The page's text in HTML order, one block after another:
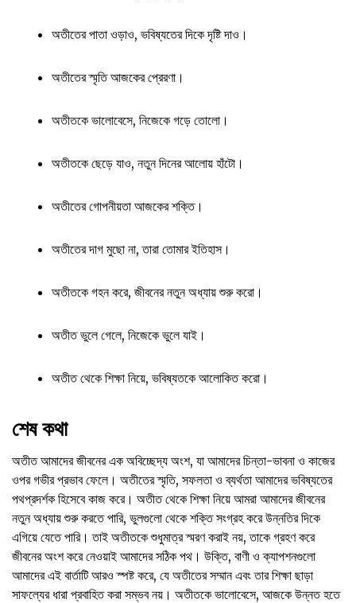
অতীতের পাতা ওড়াও, ভবিষ্যতের দিকে দৃষ্টি দাও।
অতীতের স্মৃতি আজকের প্রেরণা।
অতীতকে ভালোবেসে, নিজেকে গড়ে তোলো।
অতীতকে ছেড়ে যাও, নতুন দিনের আলোয় হাঁটো।
অতীতের গোপনীয়তা আজকের শক্তি।
অতীতের দাগ মুছো না, তারা তোমার ইতিহাস।
অতীতকে গহন করে, জীবনের নতুন অধ্যায় শুরু করো।
অতীত ভুলে গেলে, নিজেকে ভুলে যাই।
অতীত থেকে শিক্ষা নিয়ে, ভবিষ্যতকে আলোকিত করো।
শেষ কথা
অতীত আমাদের জীবনের এক অবিচ্ছেদ্য অংশ, যা আমাদের চিন্তা-ভাবনা ও কাজের
ওপর গভীর প্রভাব ফেলে। অতীতের স্মৃতি, সফলতা ও ব্যর্থতা আমাদের ভবিষ্যতের
পথপ্রদর্শক হিসেবে কাজ করে। অতীত থেকে শিক্ষা নিয়ে আমরা আমাদের জীবনের
নতুন অধ্যায় শুরু করতে পারি, ভুলগুলো থেকে শক্তি সংগ্রহ করে উন্নতির দিকে
এগিয়ে যেতে পারি। তাই অতীতকে শুধুমাত্র স্মরণ করাই নয়, তাকে গ্রহণ করে
জীবনের অংশ করে নেওয়াই আমাদের সঠিক পথ। উক্তি, বাণী ও ক্যাপশনগুলো
আমাদের এই বার্তাটি আরও স্পষ্ট করে, যে অতীতের সম্মান এবং তার শিক্ষা ছাড়া
সাফল্যের ধারা প্রবাহিত করা সম্ভব নয়। অতীতকে ভালোবেসে, আজকে উন্নত হতে